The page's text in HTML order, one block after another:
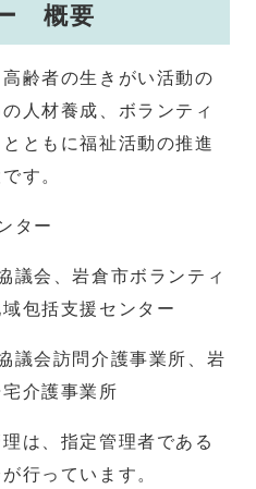
概要
齢者の生きがい活動の
人材養成、ボランティ
ともに福祉活動の推進
す。
ター
議会、岩倉市ボランティ
包括支援センター
議会訪問介護事業所、岩
介護事業所
は、指定管理者である
行っています。